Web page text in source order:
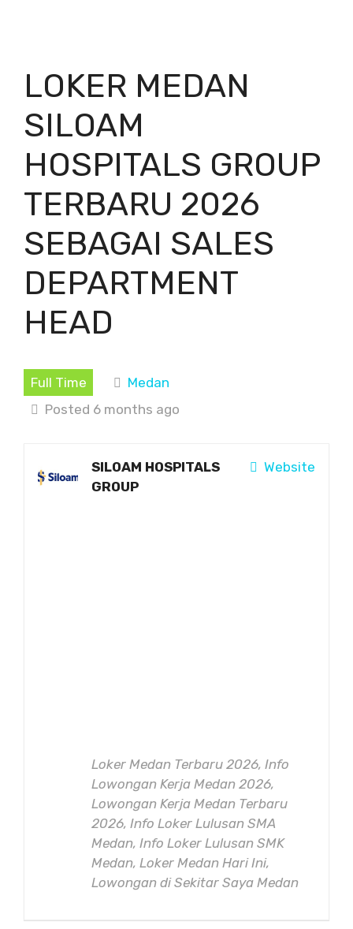
LOKER MEDAN
SILOAM
HOSPITALS GROUP
TERBARU 2026
SEBAGAI SALES
DEPARTMENT
HEAD
Full Time
Medan
Posted 6 months ago
Website
SILOAM HOSPITALS
GROUP
Loker Medan Terbaru 2026, Info
Lowongan Kerja Medan 2026,
Lowongan Kerja Medan Terbaru
2026, Info Loker Lulusan SMA
Medan, Info Loker Lulusan SMK
Medan, Loker Medan Hari Ini,
Lowongan di Sekitar Saya Medan